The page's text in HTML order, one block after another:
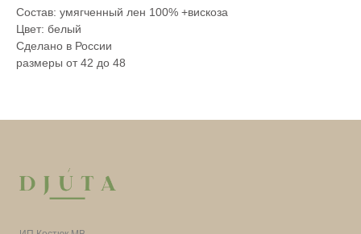
Состав: умягченный лен 100% +вискоза
Цвет: белый
Сделано в России
размеры от 42 до 48